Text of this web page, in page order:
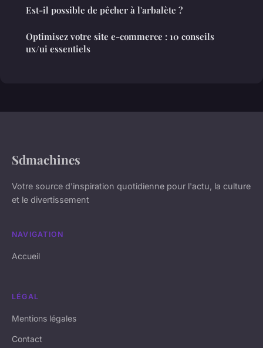
Est-il possible de pêcher à l'arbalète ?
Optimisez votre site e-commerce : 10 conseils
ux/ui essentiels
Sdmachines
Votre source d'inspiration quotidienne pour l'actu, la culture
et le divertissement
NAVIGATION
Accueil
LÉGAL
Mentions légales
Contact